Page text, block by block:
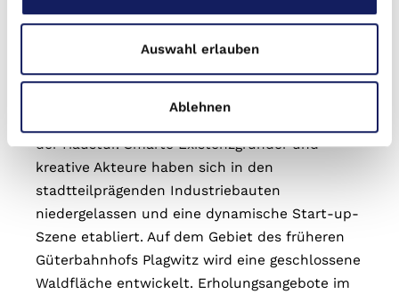
Auswahl erlauben
Ablehnen
liegen ungefähr drei Kilometer westlich des
Stadtzentrums und überzeugen mit einer
ausgezeichneten Infrastruktur. Öffentlicher
Nahverkehr, Kindergärten, Schulen und
der Haustür. Smarte Existenzgründer und
kreative Akteure haben sich in den
stadtteilprägenden Industriebauten
niedergelassen und eine dynamische Start-up-
Szene etabliert. Auf dem Gebiet des früheren
Güterbahnhofs Plagwitz wird eine geschlossene
Waldfläche entwickelt. Erholungsangebote im